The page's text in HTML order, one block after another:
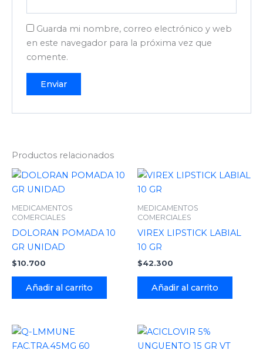
Guarda mi nombre, correo electrónico y web
en este navegador para la próxima vez que
comente.
Productos relacionados
MEDICAMENTOS
COMERCIALES
DOLORAN POMADA 10
GR UNIDAD
$10.700
Añadir al carrito
MEDICAMENTOS
COMERCIALES
VIREX LIPSTICK LABIAL
10 GR
$42.300
Añadir al carrito